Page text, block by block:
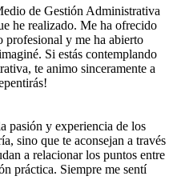
de Gestión Administrativa
he realizado. Me ha ofrecido
profesional y me ha abierto
Si estás contemplando
te animo sinceramente a
pasión y experiencia de los
sino que te aconsejan a través
a relacionar los puntos entre
práctica. Siempre me sentí